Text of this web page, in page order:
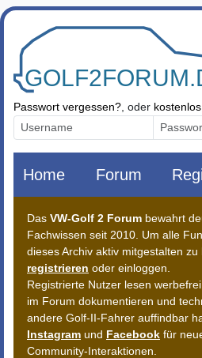
Zum Inhalt springen
Passwort vergessen? , oder
Home Forum
Das VW-Golf 2 Forum bewahrt
Fachwissen seit 2010. Um alle
dieses Archiv aktiv mitgestalten
registrieren oder einloggen.
Registrierte Nutzer lesen
im Forum dokumentieren und
andere Golf-II-Fahrer auffindbar
Instagram und Facebook für
Community-Interaktionen.